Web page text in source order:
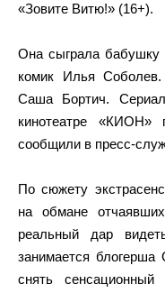
«Зовите Витю!» (16+).
Она сыграла бабушку
комик Илья
Саша Бортич.
кинотеатре
сообщили в пресс-
По сюжету
на обмане
реальный дар
занимается
снять